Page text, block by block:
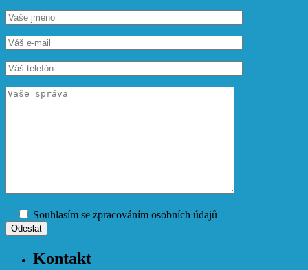
Souhlasím se zpracováním osobních údajů
Kontakt